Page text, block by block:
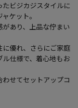
ビジカジスタイルに
ケット。
あり、上品な佇まい
優れ、さらにご家庭
仕様で、着心地もお
せてセットアップコ